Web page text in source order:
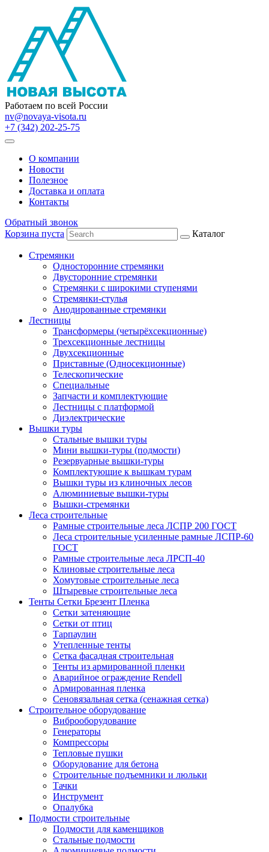
Работаем по всей России
nv@novaya-visota.ru
+7 (342) 202-25-75
О компании
Новости
Полезное
Доставка и оплата
Контакты
Обратный звонок
Корзина пуста
Каталог
Стремянки
Односторонние стремянки
Двусторонние стремянки
Стремянки с широкими ступенями
Стремянки-стулья
Анодированные стремянки
Лестницы
Трансформеры (четырёхсекционные)
Трехсекционные лестницы
Двухсекционные
Приставные (Односекционные)
Телескопические
Специальные
Запчасти и комплектующие
Лестницы с платформой
Диэлектрические
Вышки туры
Стальные вышки туры
Мини вышки-туры (подмости)
Резервуарные вышки-туры
Комплектующие к вышкам турам
Вышки туры из клиночных лесов
Алюминиевые вышки-туры
Вышки-стремянки
Леса строительные
Рамные строительные леса ЛСПР 200 ГОСТ
Леса строительные усиленные рамные ЛСПР-60
ГОСТ
Рамные строительные леса ЛРСП-40
Клиновые строительные леса
Хомутовые строительные леса
Штыревые строительные леса
Тенты Сетки Брезент Пленка
Сетки затеняющие
Сетки от птиц
Тарпаулин
Утепленные тенты
Сетка фасадная строительная
Тенты из армированной пленки
Аварийное ограждение Rendell
Армированная пленка
Сеновязальная сетка (сенажная сетка)
Строительное оборудование
Виброоборудование
Генераторы
Компрессоры
Тепловые пушки
Оборудование для бетона
Строительные подъемники и люльки
Тачки
Инструмент
Опалубка
Подмости строительные
Подмости для каменщиков
Стальные подмости